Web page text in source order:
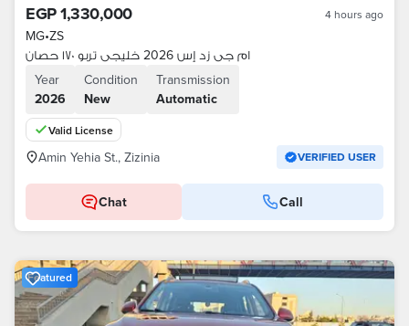
EGP 1,330,000 4 hours ago
MG•ZS
ام جى زد إس 2026 خليجى تربو ١٧٠ حصان
Year
2026
Condition
New
Transmission
Automatic
Valid License
Amin Yehia St., Zizinia VERIFIED USER
Chat Call
Featured